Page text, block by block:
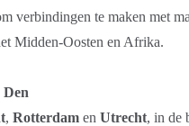
verbindingen te maken met
Midden-Oosten en Afrika.
Den
, Rotterdam en Utrecht, in de